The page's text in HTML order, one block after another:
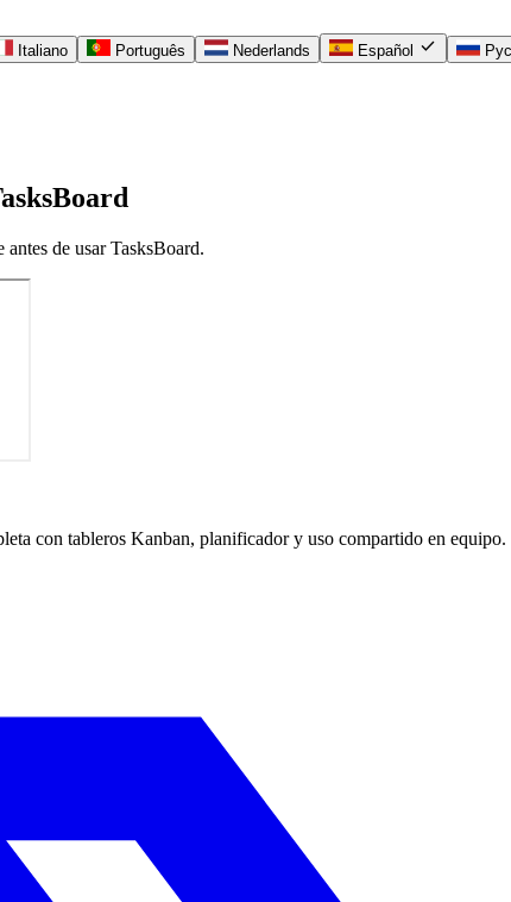
Italiano Português Nederlands Español check
de usar TasksBoard.
con tableros Kanban, planificador y uso compartido en equipo.